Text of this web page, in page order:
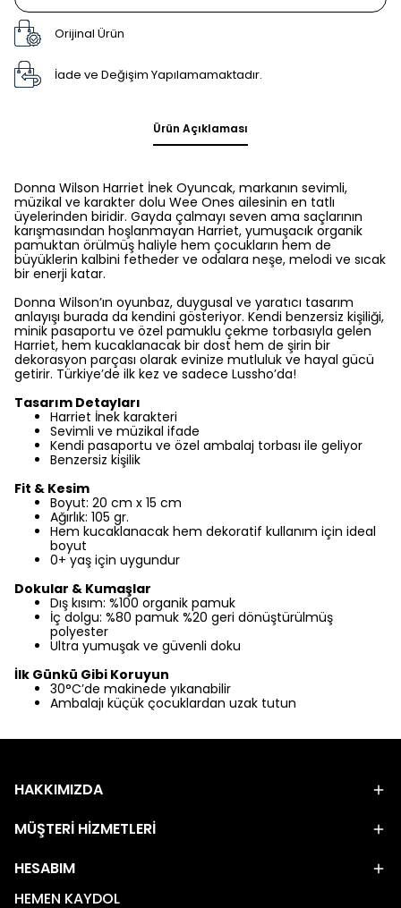
Orijinal Ürün
İade ve Değişim Yapılamamaktadır.
Ürün Açıklaması
Donna Wilson Harriet İnek Oyuncak, markanın sevimli,
müzikal ve karakter dolu Wee Ones ailesinin en tatlı
üyelerinden biridir. Gayda çalmayı seven ama saçlarının
karışmasından hoşlanmayan Harriet, yumuşacık organik
pamuktan örülmüş haliyle hem çocukların hem de
büyüklerin kalbini fetheder ve odalara neşe, melodi ve sıcak
bir enerji katar.
Donna Wilson’ın oyunbaz, duygusal ve yaratıcı tasarım
anlayışı burada da kendini gösteriyor. Kendi benzersiz kişiliği,
minik pasaportu ve özel pamuklu çekme torbasıyla gelen
Harriet, hem kucaklanacak bir dost hem de şirin bir
dekorasyon parçası olarak evinize mutluluk ve hayal gücü
getirir. Türkiye’de ilk kez ve sadece Lussho’da!
Tasarım Detayları
Harriet İnek karakteri
Sevimli ve müzikal ifade
Kendi pasaportu ve özel ambalaj torbası ile geliyor
Benzersiz kişilik
Fit & Kesim
Boyut: 20 cm x 15 cm
Ağırlık: 105 gr.
Hem kucaklanacak hem dekoratif kullanım için ideal
boyut
0+ yaş için uygundur
Dokular & Kumaşlar
Dış kısım: %100 organik pamuk
İç dolgu: %80 pamuk %20 geri dönüştürülmüş
polyester
Ultra yumuşak ve güvenli doku
İlk Günkü Gibi Koruyun
30°C’de makinede yıkanabilir
Ambalajı küçük çocuklardan uzak tutun
HAKKIMIZDA
MÜŞTERİ HİZMETLERİ
HESABIM
HEMEN KAYDOL